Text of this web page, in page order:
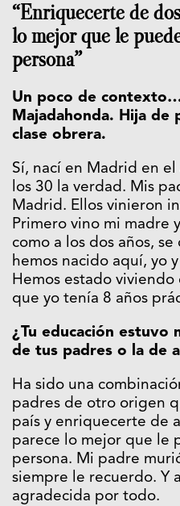
“Enriquecerte de
lo mejor que le
persona”
Un poco de
Majadahonda. Hija de
clase obrera.
Sí, nací en Madrid en
los 30 la verdad. Mis
Madrid. Ellos vinieron
Primero vino mi madre
como a los dos años,
hemos nacido aquí, yo
Hemos estado
que yo tenía 8 años
¿Tu educación estuvo
de tus padres o la de
Ha sido una
padres de otro origen
país y enriquecerte de
parece lo mejor que le
persona. Mi padre
siempre le recuerdo. Y
agradecida por todo.